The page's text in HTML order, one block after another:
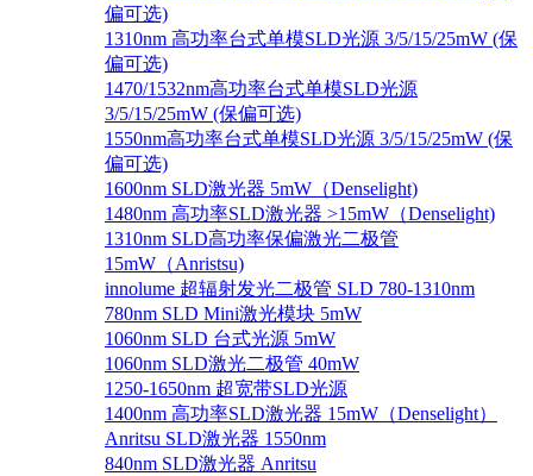
偏可选)
1310nm 高功率台式单模SLD光源 3/5/15/25mW (保
偏可选)
1470/1532nm高功率台式单模SLD光源
3/5/15/25mW (保偏可选)
1550nm高功率台式单模SLD光源 3/5/15/25mW (保
偏可选)
1600nm SLD激光器 5mW（Denselight)
1480nm 高功率SLD激光器 >15mW（Denselight)
1310nm SLD高功率保偏激光二极管
15mW（Anristsu)
innolume 超辐射发光二极管 SLD 780-1310nm
780nm SLD Mini激光模块 5mW
1060nm SLD 台式光源 5mW
1060nm SLD激光二极管 40mW
1250-1650nm 超宽带SLD光源
1400nm 高功率SLD激光器 15mW（Denselight）
Anritsu SLD激光器 1550nm
840nm SLD激光器 Anritsu